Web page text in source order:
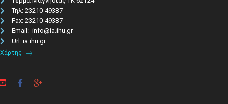
Τηλ: 23210-49337​
Fax: 23210-49337
Email: info@ia.ihu.gr
Url: ia.ihu.gr
Χάρτης